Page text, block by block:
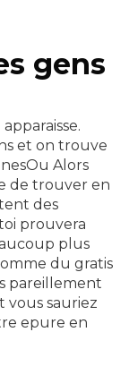
gens
et on trouve
Alors
de trouver en
des
prouvera
plus
du gratis
pareillement
vous sauriez
epure en